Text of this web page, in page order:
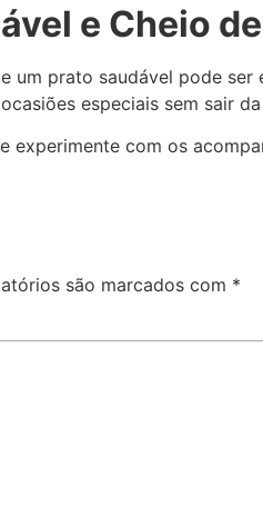
e Cheio
um prato saudável pode
especiais sem sair da
experimente com os
são marcados com *